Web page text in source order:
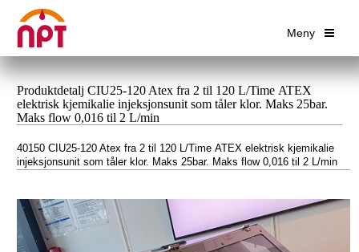
Meny
Produktdetalj CIU25-120 Atex fra 2 til 120 L/Time ATEX
elektrisk kjemikalie injeksjonsunit som tåler klor. Maks 25bar.
Maks flow 0,016 til 2 L/min
40150 CIU25-120 Atex fra 2 til 120 L/Time ATEX elektrisk kjemikalie
injeksjonsunit som tåler klor. Maks 25bar. Maks flow 0,016 til 2 L/min